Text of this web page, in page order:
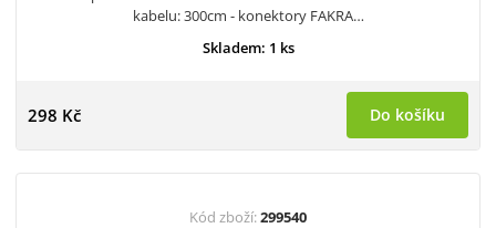
kabelu: 300cm - konektory FAKRA…
Skladem: 1 ks
298 Kč Do košíku
Kód zboží:299540